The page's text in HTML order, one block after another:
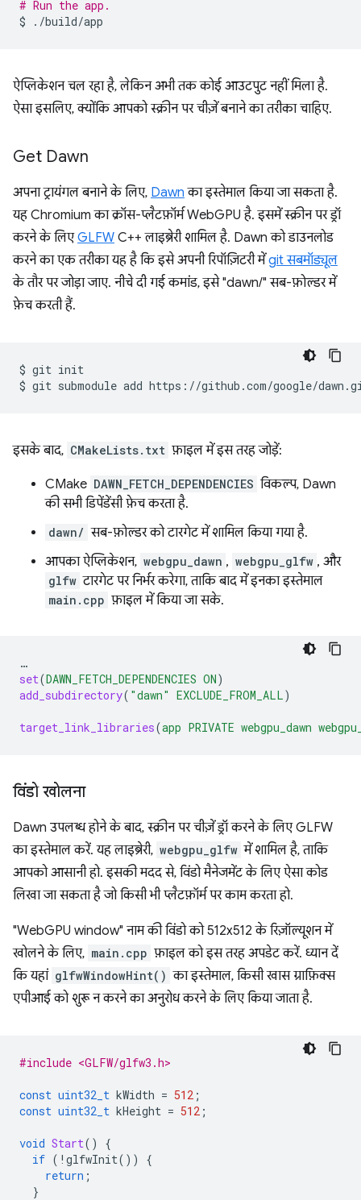
# Run the app.
$
ऐप्लिकेशन चल रहा है, लेकिन अभी तक कोई आउटपुट नहीं मिला है.
ऐसा इसलिए, क्योंकि आपको स्क्रीन पर चीज़ें बनाने का तरीका चाहिए.
Get Dawn
अपना ट्रायंगल बनाने के लिए, Dawn का इस्तेमाल किया जा सकता है.
यह Chromium का क्रॉस-प्लैटफ़ॉर्म WebGPU है. इसमें स्क्रीन पर ड्रॉ
करने के लिएGLFW C++ लाइब्रेरी शामिल है. Dawn को डाउनलोड
करने का एक तरीका यह है कि इसे अपनी रिपॉज़िटरी मेंgit सबमॉड्यूल
के तौर पर जोड़ा जाए. नीचे दी गई कमांड, इसे "dawn/" सब-फ़ोल्डर में
फ़ेच करती हैं.
$ git init
$ git submodule add
इसके बाद, CMakeLists.txt फ़ाइल में इस तरह जोड़ें:
CMake DAWN_FETCH_DEPENDENCIES विकल्प, Dawn
की सभी डिपेंडेंसी फ़ेच करता है.
dawn/ सब-फ़ोल्डर को टारगेट में शामिल किया गया है.
आपका ऐप्लिकेशन, webgpu_dawn , webgpu_glfw , और
glfw टारगेट पर निर्भर करेगा, ताकि बाद में इनका इस्तेमाल
main.cpp फ़ाइल में किया जा सके.
…
set(DAWN_FETCH_DEPENDENCIES ON)
add_subdirectory( "dawn" EXCLUDE_FROM_ALL)
target_link_libraries(app PRIVATE webgpu_dawn
विंडो खोलना
Dawn उपलब्ध होने के बाद, स्क्रीन पर चीज़ें ड्रॉ करने के लिए GLFW
का इस्तेमाल करें. यह लाइब्रेरी, webgpu_glfw में शामिल है, ताकि
आपको आसानी हो. इसकी मदद से, विंडो मैनेजमेंट के लिए ऐसा कोड
लिखा जा सकता है जो किसी भी प्लैटफ़ॉर्म पर काम करता हो.
"WebGPU window" नाम की विंडो को 512x512 के रिज़ॉल्यूशन में
खोलने के लिए, main.cpp फ़ाइल को इस तरह अपडेट करें. ध्यान दें
कि यहां glfwWindowHint() का इस्तेमाल, किसी खास ग्राफ़िक्स
एपीआई को शुरू न करने का अनुरोध करने के लिए किया जाता है.
#include <GLFW/glfw3.h>
const uint32_t kWidth = 512 ;
const uint32_t kHeight = 512 ;
void Start()
{
if ( ! glfwInit())
{
return ;
}